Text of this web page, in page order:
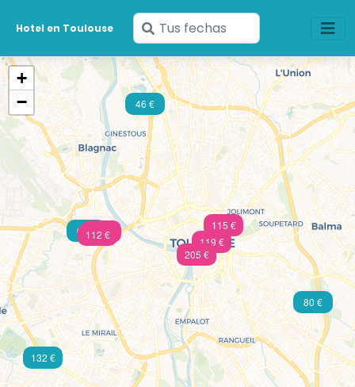
Hotel en Toulouse
Ingresa
tus
fechas
119 €
112 €
115 €
142 €
205 €
46 €
69 €
80 €
132 €
+
−